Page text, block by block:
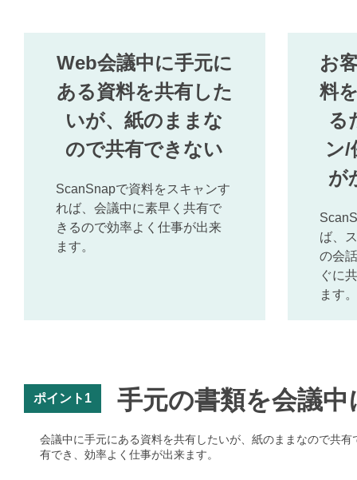
Web会議中に手元に
ある資料を共有した
いが、紙のままな
ので共有できない
ScanSnapで資料をスキャンす
れば、会議中に素早く共有で
きるので効率よく仕事が出来
ます。
お
料
る
ン/
が
ば、
の会
ぐに
ます。
ポイント1 手元の書類を会議
会議中に手元にある資料を共有したいが、紙のままなので共
有でき、効率よく仕事が出来ます。